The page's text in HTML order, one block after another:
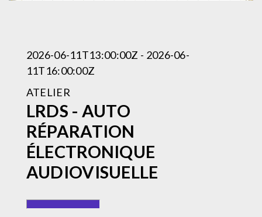
2026-06-11T13:00:00Z - 2026-06-
11T16:00:00Z
ATELIER
LRDS - AUTO
RÉPARATION
ÉLECTRONIQUE
AUDIOVISUELLE